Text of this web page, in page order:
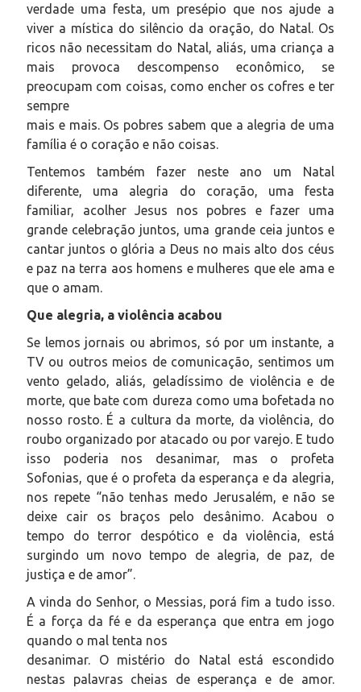
verdade uma festa, um presépio que nos ajude a
viver a mística do silêncio da oração, do Natal. Os
ricos não necessitam do Natal, aliás, uma criança a
mais provoca descompenso econômico, se
preocupam com coisas, como encher os cofres e ter
sempre
mais e mais. Os pobres sabem que a alegria de uma
família é o coração e não coisas.
Tentemos também fazer neste ano um Natal
diferente, uma alegria do coração, uma festa
familiar, acolher Jesus nos pobres e fazer uma
grande celebração juntos, uma grande ceia juntos e
cantar juntos o glória a Deus no mais alto dos céus
e paz na terra aos homens e mulheres que ele ama e
que o amam.
Que alegria, a violência acabou
Se lemos jornais ou abrimos, só por um instante, a
TV ou outros meios de comunicação, sentimos um
vento gelado, aliás, geladíssimo de violência e de
morte, que bate com dureza como uma bofetada no
nosso rosto. É a cultura da morte, da violência, do
roubo organizado por atacado ou por varejo. E tudo
isso poderia nos desanimar, mas o profeta
Sofonias, que é o profeta da esperança e da alegria,
nos repete “não tenhas medo Jerusalém, e não se
deixe cair os braços pelo desânimo. Acabou o
tempo do terror despótico e da violência, está
surgindo um novo tempo de alegria, de paz, de
justiça e de amor”.
A vinda do Senhor, o Messias, porá fim a tudo isso.
É a força da fé e da esperança que entra em jogo
quando o mal tenta nos
desanimar. O mistério do Natal está escondido
nestas palavras cheias de esperança e de amor.